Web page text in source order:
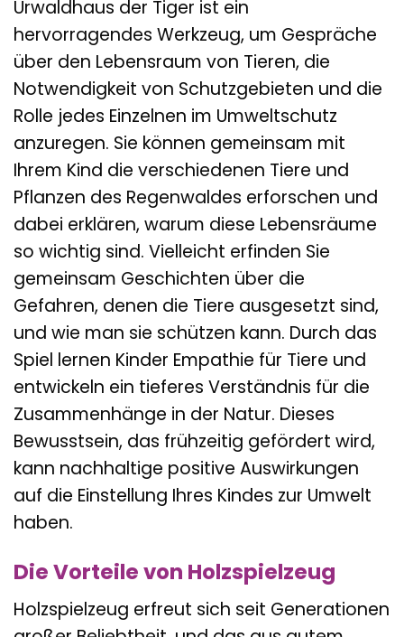
Urwaldhaus der Tiger ist ein
hervorragendes Werkzeug, um Gespräche
über den Lebensraum von Tieren, die
Notwendigkeit von Schutzgebieten und die
Rolle jedes Einzelnen im Umweltschutz
anzuregen. Sie können gemeinsam mit
Ihrem Kind die verschiedenen Tiere und
Pflanzen des Regenwaldes erforschen und
dabei erklären, warum diese Lebensräume
so wichtig sind. Vielleicht erfinden Sie
gemeinsam Geschichten über die
Gefahren, denen die Tiere ausgesetzt sind,
und wie man sie schützen kann. Durch das
Spiel lernen Kinder Empathie für Tiere und
entwickeln ein tieferes Verständnis für die
Zusammenhänge in der Natur. Dieses
Bewusstsein, das frühzeitig gefördert wird,
kann nachhaltige positive Auswirkungen
auf die Einstellung Ihres Kindes zur Umwelt
haben.
Die Vorteile von Holzspielzeug
Holzspielzeug erfreut sich seit Generationen